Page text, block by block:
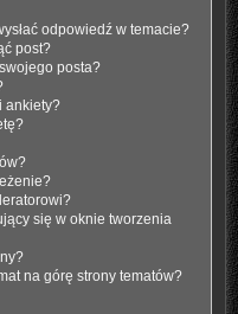
odpowiedź w temacie?
post?
posta?
ankiety?
się w oknie tworzenia
na górę strony tematów?